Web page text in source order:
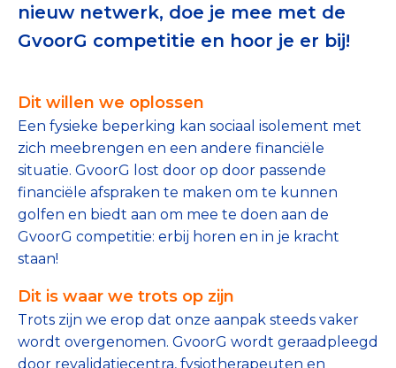
Tips bij doneren: zo geef je veilig
Betrouwbare data over goede doelen
CBF-publicaties
State of the Sector
Het Nederlandse Donateurspanel
Contact & Signalen
Check keurmerk goede doelen
nieuw netwerk, doe je mee met de
GvoorG competitie en hoor je er bij!
Dit willen we oplossen
Een fysieke beperking kan sociaal isolement met
zich meebrengen en een andere financiële
situatie. GvoorG lost door op door passende
financiële afspraken te maken om te kunnen
golfen en biedt aan om mee te doen aan de
GvoorG competitie: erbij horen en in je kracht
staan!
Dit is waar we trots op zijn
Trots zijn we erop dat onze aanpak steeds vaker
wordt overgenomen. GvoorG wordt geraadpleegd
door revalidatiecentra, fysiotherapeuten en